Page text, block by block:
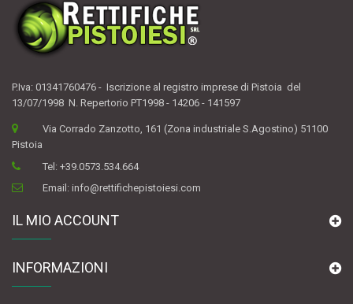
P.Iva: 01341760476 - Iscrizione al registro imprese di Pistoia del
13/07/1998 N. Repertorio PT1998 - 14206 - 141597
Via Corrado Zanzotto, 161 (Zona industriale S.Agostino) 51100
Pistoia
Tel:+39.0573.534.664
Email:info@rettifichepistoiesi.com
IL MIO ACCOUNT
INFORMAZIONI